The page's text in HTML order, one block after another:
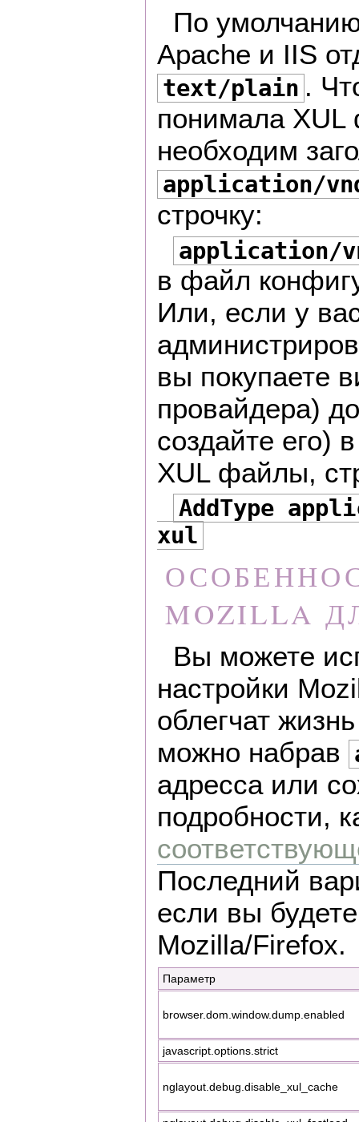
По
Apache и IIS
text/plain .
понимала XUL
необходим
application/
строчку:
application/
в файл
Или, если у
вы покупаете
провайдера)
создайте его)
XUL файлы,
AddType
xul
MOZILLA
Вы можете
настройки
облегчат
можно набрав
адресса или
подробности,
Последний
если вы
Mozilla/Firefox.
Параметр
browser.dom.window.dump.enabled
javascript.options.strict
nglayout.debug.disable_xul_cache